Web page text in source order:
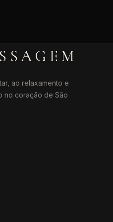
ao relaxamento e
no coração de São